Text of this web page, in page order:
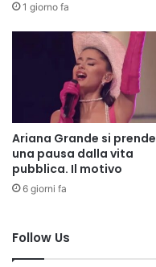
1 giorno fa
Ariana Grande si prende
una pausa dalla vita
pubblica. Il motivo
6 giorni fa
Follow Us